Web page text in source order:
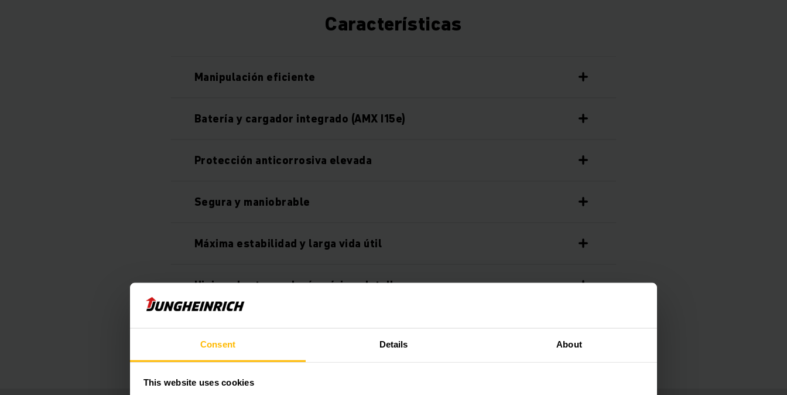
Consent Details About
This website uses cookies
Características
Manipulación eficiente
Batería y cargador integrado (AMX I15e)
Protección anticorrosiva elevada
Segura y maniobrable
Máxima estabilidad y larga vida útil
Higiene hasta en el más mínimo detalle